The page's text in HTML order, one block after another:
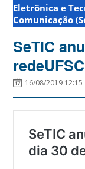
Eletrônica e
Comunicação
SeTIC
16/08/2019 12:15